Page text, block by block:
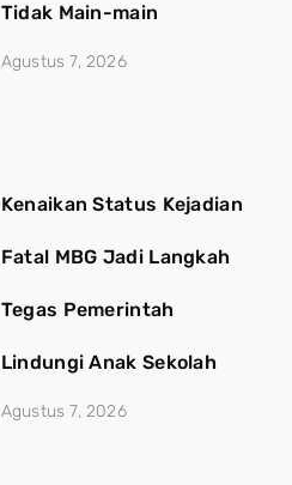
Tidak Main-main
Agustus 7, 2026
Kenaikan Status Kejadian
Fatal MBG Jadi Langkah
Tegas Pemerintah
Lindungi Anak Sekolah
Agustus 7, 2026